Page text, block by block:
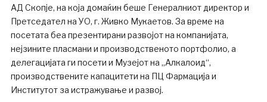
АД Скопје, на која домаќин беше Генералниот директор и
Претседател на УО, г. Живко Мукаетов. За време на
посетата беа презентирани развојот на компанијата,
нејзините пласмани и производственото портфолио, а
делегацијата ги посети и Музејот на „Алкалоид“,
производствените капацитети на ПЦ Фармација и
Институтот за истражување и развој.